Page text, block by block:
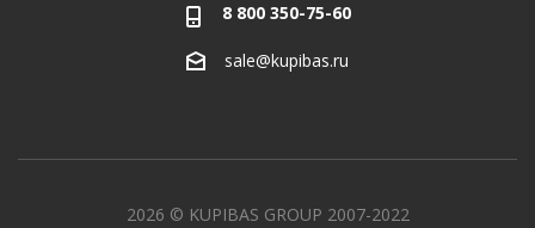
8 800 350-75-60
sale@kupibas.ru
2026 © KUPIBAS GROUP 2007-2022